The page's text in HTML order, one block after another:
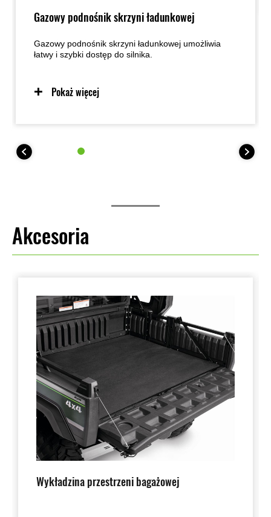
Gazowy podnośnik skrzyni ładunkowej
Gazowy podnośnik skrzyni ładunkowej umożliwia
łatwy i szybki dostęp do silnika.
Pokaż więcej
Akcesoria
Wykładzina przestrzeni bagażowej